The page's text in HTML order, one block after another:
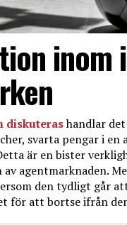
inom
diskuterashandlar
svarta pengar i en
är en bister
agentmarknaden.
den tydligt går
för att bortse ifrån